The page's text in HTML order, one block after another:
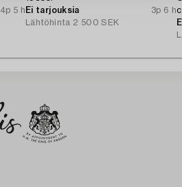
4p 5 h Ei tarjouksia
3p 6 h
Lähtöhinta 2 500 SEK